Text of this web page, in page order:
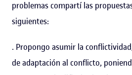
problemas compartí las
siguientes:
. Propongo asumir la
de adaptación al conflicto,